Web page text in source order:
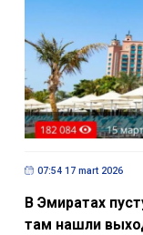
07:54 17 mart 2026
В Эмиратах
там нашли